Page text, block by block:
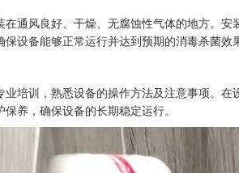
在通风良好、干燥、无腐蚀性气体的地方。
设备能够正常运行并达到预期的消毒杀菌效
业培训，熟悉设备的操作方法及注意事项。
养，确保设备的长期稳定运行。